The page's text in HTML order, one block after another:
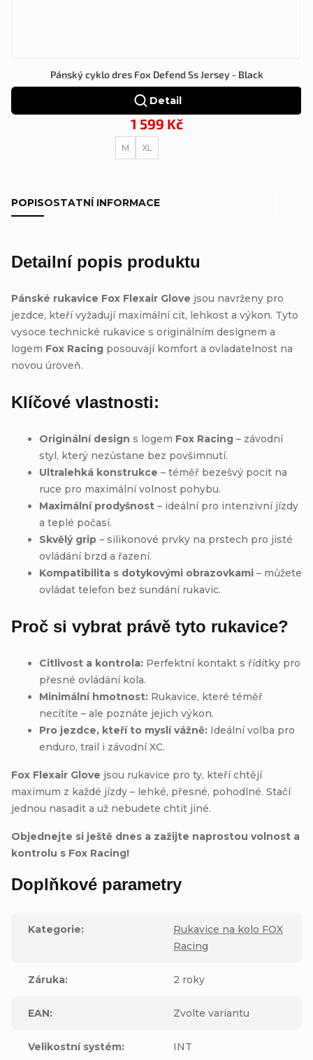
Pánský cyklo dres Fox Defend Ss Jersey - Black
1 599 Kč
Detail
M XL
POPISOSTATNÍ INFORMACE
Detailní popis produktu
Pánské rukavice Fox Flexair Glove jsou navrženy pro
jezdce, kteří vyžadují maximální cit, lehkost a výkon. Tyto
vysoce technické rukavice s originálním designem a
logem Fox Racing posouvají komfort a ovladatelnost na
novou úroveň.
Klíčové vlastnosti:
Originální design s logem Fox Racing – závodní
styl, který nezůstane bez povšimnutí.
Ultralehká konstrukce – téměř bezešvý pocit na
ruce pro maximální volnost pohybu.
Maximální prodyšnost – ideální pro intenzivní jízdy
a teplé počasí.
Skvělý grip – silikonové prvky na prstech pro jisté
ovládání brzd a řazení.
Kompatibilita s dotykovými obrazovkami – můžete
ovládat telefon bez sundání rukavic.
Proč si vybrat právě tyto rukavice?
Citlivost a kontrola: Perfektní kontakt s řídítky pro
přesné ovládání kola.
Minimální hmotnost: Rukavice, které téměř
necítíte – ale poznáte jejich výkon.
Pro jezdce, kteří to myslí vážně: Ideální volba pro
enduro, trail i závodní XC.
Fox Flexair Glove jsou rukavice pro ty, kteří chtějí
maximum z každé jízdy – lehké, přesné, pohodlné. Stačí
jednou nasadit a už nebudete chtít jiné.
Objednejte si ještě dnes a zažijte naprostou volnost a
kontrolu s Fox Racing!
Doplňkové parametry
Kategorie:
Rukavice na kolo FOX
Racing
Záruka: 2 roky
EAN: Zvolte variantu
Velikostní systém: INT